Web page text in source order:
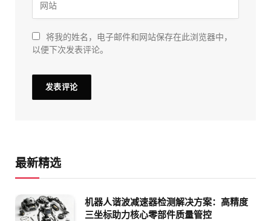
将我的姓名，电子邮件和网站保存在此浏览器中，
以便下次发表评论。
最新精选
机器人谐波减速器检测解决方案：高精度
三坐标助力核心零部件质量管控